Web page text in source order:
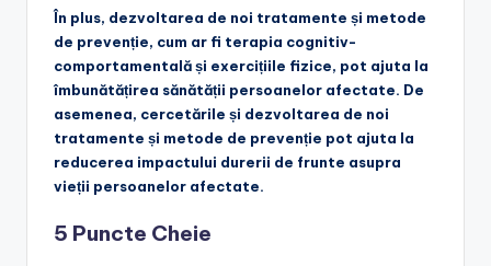
În plus, dezvoltarea de noi tratamente și metode
de prevenție, cum ar fi terapia cognitiv-
comportamentală și exercițiile fizice, pot ajuta la
îmbunătățirea sănătății persoanelor afectate. De
asemenea, cercetările și dezvoltarea de noi
tratamente și metode de prevenție pot ajuta la
reducerea impactului durerii de frunte asupra
vieții persoanelor afectate.
5 Puncte Cheie